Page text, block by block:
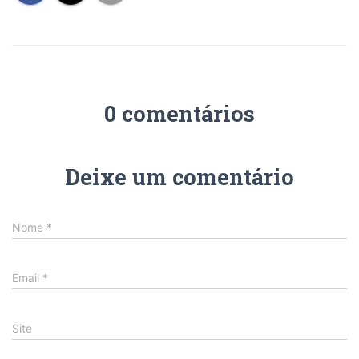
0 comentários
Deixe um comentário
Nome *
Email *
Site